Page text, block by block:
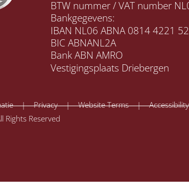
| Privacy | Website Terms | Accessibility
Rights Reserved
BTW nummer / VAT number
Bankgegevens:
IBAN NL06 ABNA 0814 4221 52
BIC ABNANL2A
Bank ABN AMRO
Vestigingsplaats Driebergen